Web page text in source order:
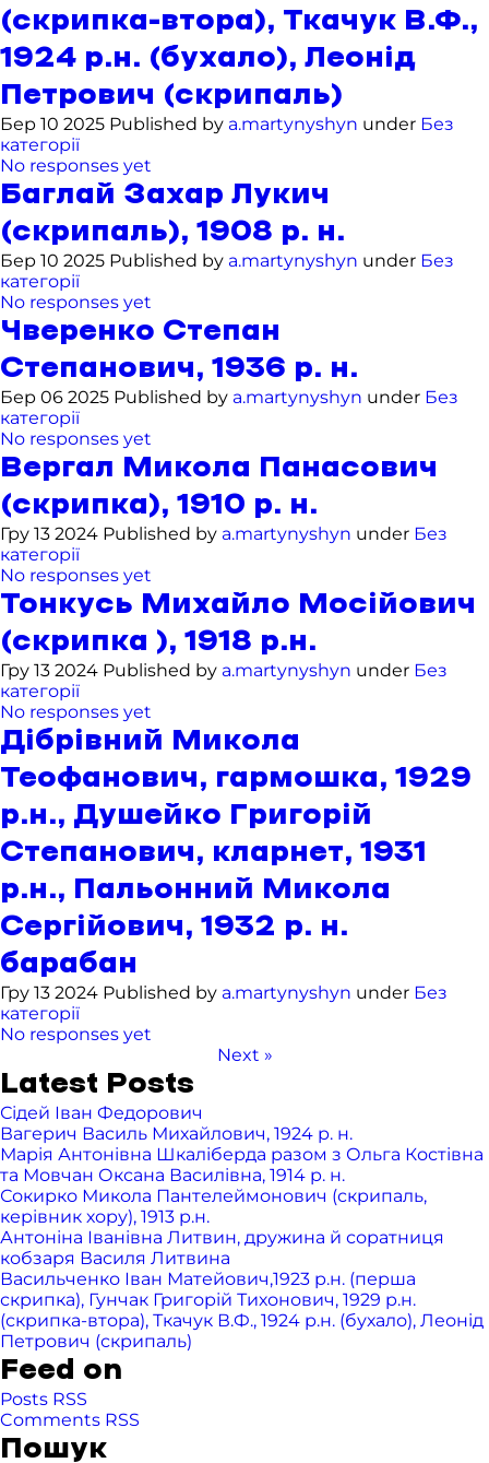
(скрипка-втора), Ткачук В.Ф.,
1924 р.н. (бухало), Леонід
Петрович (скрипаль)
Бер 10 2025 Published by a.martynyshyn under Без
категорії
No responses yet
Баглай Захар Лукич
(скрипаль), 1908 р. н.
Бер 10 2025 Published by a.martynyshyn under Без
категорії
No responses yet
Чверенко Степан
Степанович, 1936 р. н.
Бер 06 2025 Published by a.martynyshyn under Без
категорії
No responses yet
Вергал Микола Панасович
(скрипка), 1910 р. н.
Гру 13 2024 Published by a.martynyshyn under Без
категорії
No responses yet
Тонкусь Михайло Мосійович
(скрипка ), 1918 р.н.
Гру 13 2024 Published by a.martynyshyn under Без
категорії
No responses yet
Дібрівний Микола
Теофанович, гармошка, 1929
р.н., Душейко Григорій
Степанович, кларнет, 1931
р.н., Пальонний Микола
Сергійович, 1932 р. н.
барабан
Гру 13 2024 Published by a.martynyshyn under Без
категорії
No responses yet
Next »
Latest Posts
Сідей Іван Федорович
Вагерич Василь Михайлович, 1924 р. н.
Марія Антонівна Шкаліберда разом з Ольга Костівна
та Мовчан Оксана Василівна, 1914 р. н.
Сокирко Микола Пантелеймонович (скрипаль,
керівник хору), 1913 р.н.
Антоніна Іванівна Литвин, дружина й соратниця
кобзаря Василя Литвина
Васильченко Іван Матейович,1923 р.н. (перша
скрипка), Гунчак Григорій Тихонович, 1929 р.н.
(скрипка-втора), Ткачук В.Ф., 1924 р.н. (бухало), Леонід
Петрович (скрипаль)
Feed on
Posts RSS
Comments RSS
Пошук